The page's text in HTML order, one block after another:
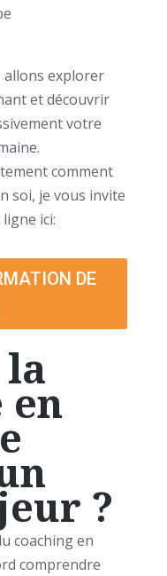
allons explorer
et découvrir
votre
comment
soi, je vous invite
ici:
DE
en
?
coaching en
comprendre